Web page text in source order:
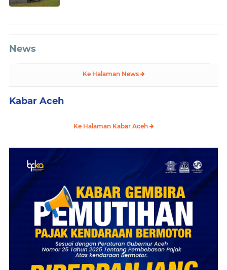
News
Ke Halaman News
Kabar Aceh
Ke Halaman Kabar Aceh